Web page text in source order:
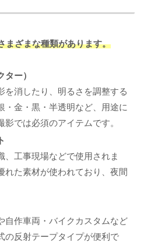
まざまな種類があります。
ー）
消したり、明るさを調整する
・金・黒・半透明など、用途に
では必須のアイテムです。
工事現場などで使用されま
れた素材が使われており、夜間
作車両・バイクカスタムなど
の反射テープタイプが便利で